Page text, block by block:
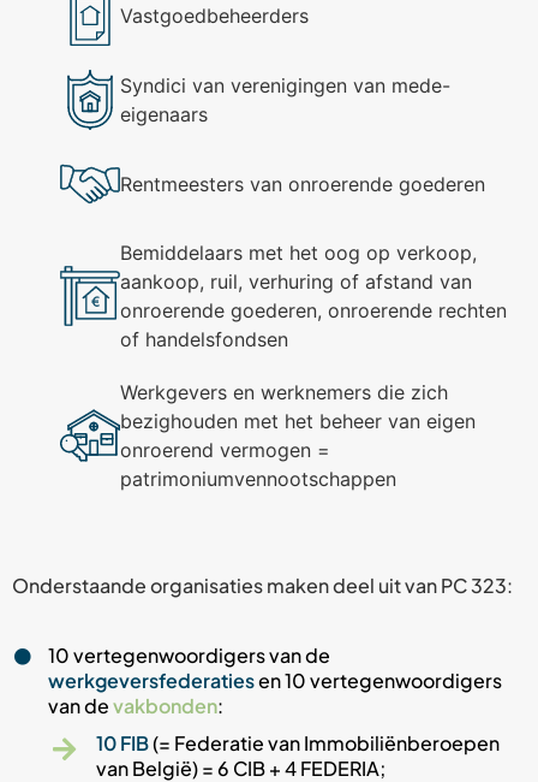
Vastgoedbeheerders
Syndici van verenigingen van mede-
eigenaars
Rentmeesters van onroerende goederen
Bemiddelaars met het oog op verkoop,
aankoop, ruil, verhuring of afstand van
onroerende goederen, onroerende rechten
of handelsfondsen
Werkgevers en werknemers die zich
bezighouden met het beheer van eigen
onroerend vermogen =
patrimoniumvennootschappen
Onderstaande organisaties maken deel uit van PC 323:
10 vertegenwoordigers van de
werkgeversfederatiesen 10 vertegenwoordigers
van devakbonden:
10 FIB(= Federatie van Immobiliënberoepen
van België) = 6 CIB + 4 FEDERIA;